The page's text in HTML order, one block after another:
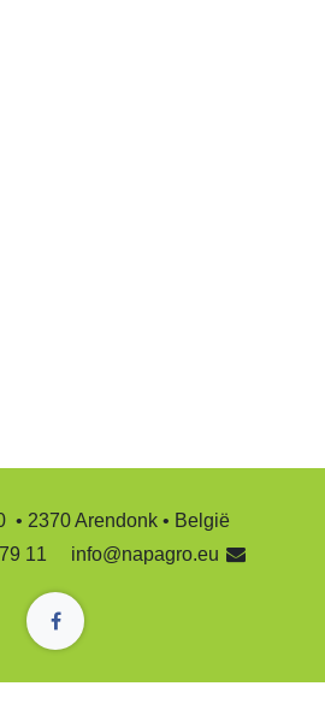
• 2370 Arendonk • België
11
info@napagro.eu